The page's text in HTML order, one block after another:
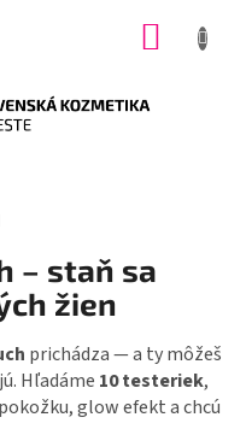
– staň sa
žien
prichádza — a ty môžeš
Hľadáme 10 testeriek,
glow efekt a chcú